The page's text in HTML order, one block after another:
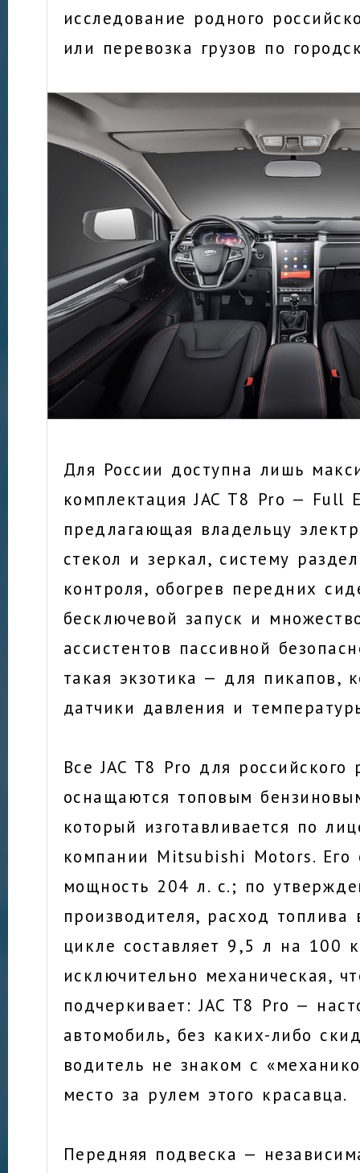
исследование родного
или перевозка грузов по
Для России доступна лишь
комплектация JAC T8 Pro — Full
предлагающая владельцу
стекол и зеркал, систему
контроля, обогрев передних
бесключевой запуск и
ассистентов пассивной
такая экзотика — для пикапов,
датчики давления и
Все JAC T8 Pro для российского
оснащаются топовым
который изготавливается по
компании Mitsubishi Motors. Его
мощность 204 л. с.; по
производителя, расход
цикле составляет 9,5 л на 100
исключительно механическая,
подчеркивает: JAC T8 Pro —
автомобиль, без каких-либо
водитель не знаком с
место за рулем этого красавца.
Передняя подвеска —